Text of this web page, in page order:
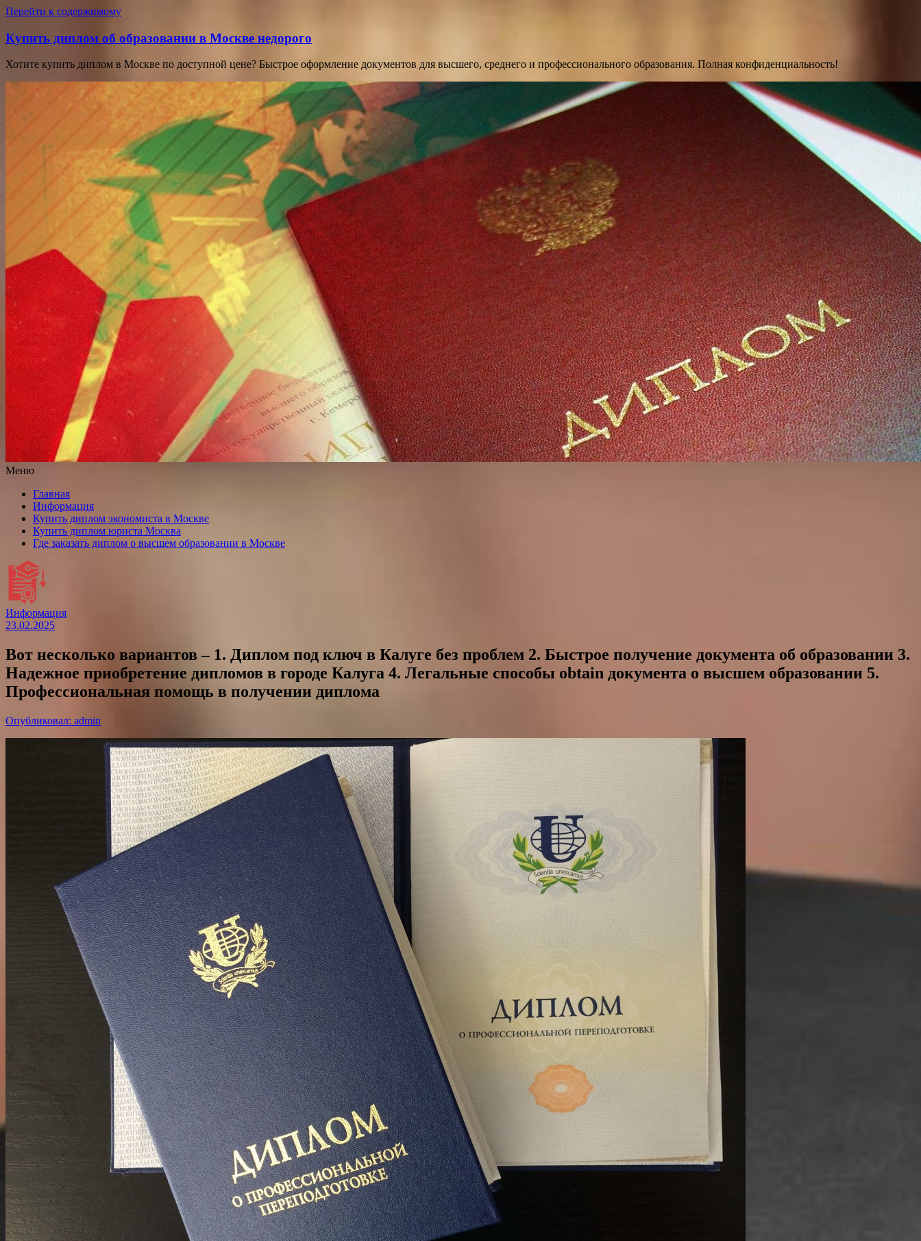
Перейти к содержимому
Купить диплом об образовании в Москве недорого
Хотите купить диплом в Москве по доступной цене? Быстрое оформление документов для высшего, среднего и профессионального образования. Полная конфиденциальность!
Меню
Главная
Информация
Купить диплом экономиста в Москве
Купить диплом юриста Москва
Где заказать диплом о высшем образовании в Москве
Информация
23.02.2025
Вот несколько вариантов – 1. Диплом под ключ в Калуге без проблем 2. Быстрое получение документа об образовании 3.
Надежное приобретение дипломов в городе Калуга 4. Легальные способы obtain документа о высшем образовании 5.
Профессиональная помощь в получении диплома
Опубликовал: admin